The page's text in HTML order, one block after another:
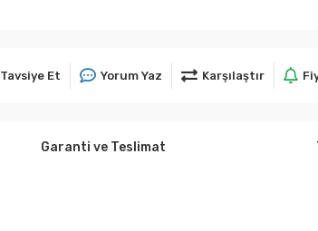
Tavsiye Et Yorum Yaz Karşılaştır
Garanti ve Teslimat